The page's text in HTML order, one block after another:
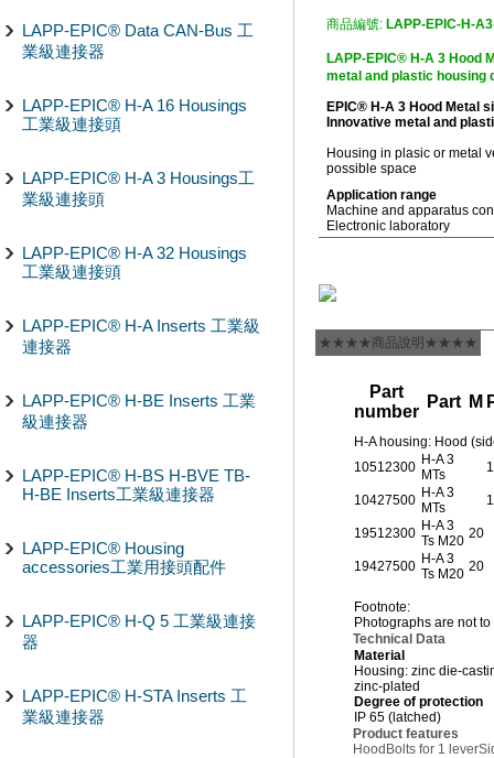
LAPP-EPIC® Data CAN-Bus 工
業級連接器
LAPP-EPIC® H-A 16 Housings
工業級連接頭
LAPP-EPIC® H-A 3 Housings工
業級連接頭
LAPP-EPIC® H-A 32 Housings
工業級連接頭
LAPP-EPIC® H-A Inserts 工業級
連接器
LAPP-EPIC® H-BE Inserts 工業
級連接器
LAPP-EPIC® H-BS H-BVE TB-
H-BE Inserts工業級連接器
LAPP-EPIC® Housing
accessories工業用接頭配件
LAPP-EPIC® H-Q 5 工業級連接
器
LAPP-EPIC® H-STA Inserts 工
業級連接器
商品編號: LAPP-EPIC-H-
LAPP-EPIC® H-A 3 Hood
metal and plastic housing
EPIC® H-A 3 Hood Metal
Innovative metal and
Housing in plasic or metal
possible space
Application range
Machine and apparatus
Electronic laboratory
★★★★商品說明★★★★
Part
number
Part M
H-A housing: Hood
10512300 H-A 3
MTs
10427500 H-A 3
MTs
19512300 H-A 3
Ts M20 20
19427500 H-A 3
Ts M20 20
Footnote:
Photographs are not
Technical Data
Material
Housing: zinc die-
zinc-plated
Degree of protection
IP 65 (latched)
Product features
Hood Bolts for 1 lever